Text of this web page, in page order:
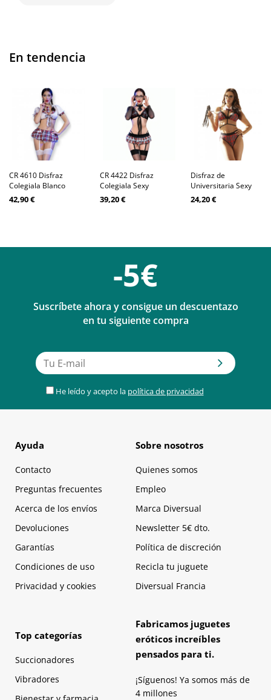
En tendencia
CR 4610 Disfraz
Colegiala Blanco
42,90 €
CR 4422 Disfraz
Colegiala Sexy
39,20 €
Disfraz de
Universitaria Sexy
24,20 €
-5€
Suscríbete ahora y consigue un descuentazo
en tu siguiente compra
He leído y acepto la política de privacidad
Ayuda
Contacto
Preguntas frecuentes
Acerca de los envíos
Devoluciones
Garantías
Condiciones de uso
Privacidad y cookies
Sobre nosotros
Quienes somos
Empleo
Marca Diversual
Newsletter 5€ dto.
Política de discreción
Recicla tu juguete
Diversual Francia
Top categorías
Succionadores
Vibradores
Fabricamos juguetes
eróticos increíbles
pensados para ti.
¡Síguenos! Ya somos más de
4 millones